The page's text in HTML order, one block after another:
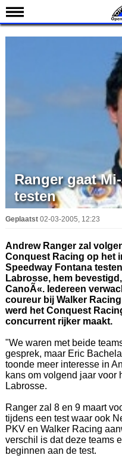
Nieuws
Indy 500
English
Ranger gaat
testen
Geplaatst 02-03-2005, 12:23
Andrew Ranger zal
Conquest Racing op het
Speedway Fontana
Labrosse, hem
CanoÃ«. Iedereen
coureur bij Walker
werd het Conquest
concurrent rijker maakt.
"We waren met beide
gesprek, maar Eric
toonde meer interesse in
kans om volgend jaar voor
Labrosse.
Ranger zal 8 en 9 maart
tijdens een test waar ook
PKV en Walker Racing
verschil is dat deze teams
beginnen aan de test.